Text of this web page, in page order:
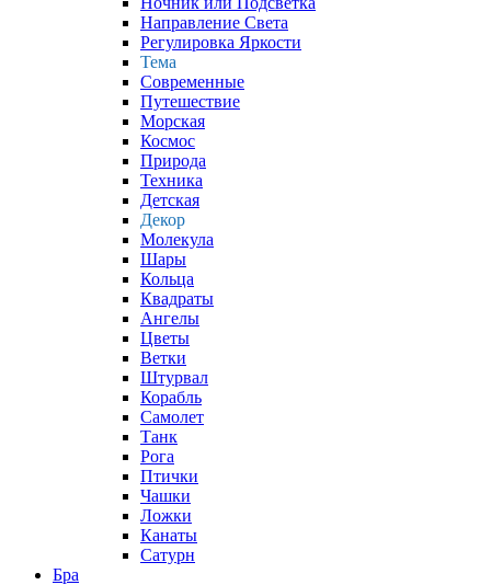
Направление Света
Регулировка Яркости
Тема
Современные
Путешествие
Морская
Космос
Природа
Техника
Детская
Декор
Молекула
Шары
Кольца
Квадраты
Ангелы
Цветы
Ветки
Штурвал
Корабль
Самолет
Танк
Рога
Птички
Чашки
Ложки
Канаты
Сатурн
Бра